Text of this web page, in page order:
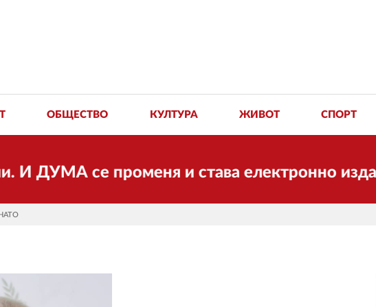
ОБЩЕСТВО КУЛТУРА ЖИВОТ СПОРТ
променя и става електронно издание,
НАТО